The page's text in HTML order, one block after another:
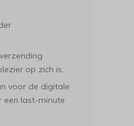
op zich is.
voor de digitale
een last-minute